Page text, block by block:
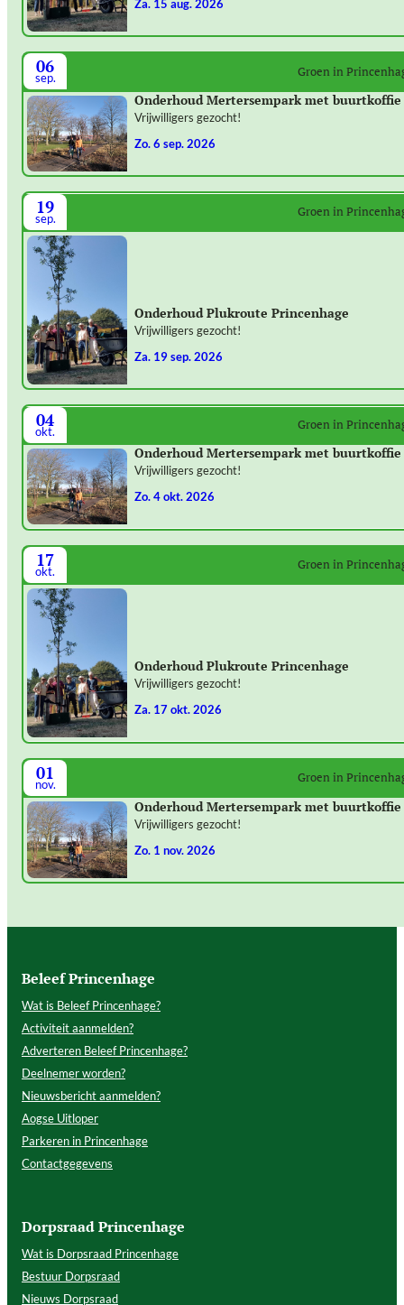
za. 15 aug. 2026
06
sep. Groen in
Onderhoud Mertersempark met buurtkoffie
Vrijwilligers gezocht!
zo. 6 sep. 2026
19
sep. Groen in
Onderhoud Plukroute Princenhage
Vrijwilligers gezocht!
za. 19 sep. 2026
04
okt. Groen in
Onderhoud Mertersempark met buurtkoffie
Vrijwilligers gezocht!
zo. 4 okt. 2026
17
okt. Groen in
Onderhoud Plukroute Princenhage
Vrijwilligers gezocht!
za. 17 okt. 2026
01
nov. Groen in
Onderhoud Mertersempark met buurtkoffie
Vrijwilligers gezocht!
zo. 1 nov. 2026
Beleef Princenhage
Wat is Beleef Princenhage?
Activiteit aanmelden?
Adverteren Beleef Princenhage?
Deelnemer worden?
Nieuwsbericht aanmelden?
Aogse Uitloper
Parkeren in Princenhage
Contactgegevens
Dorpsraad Princenhage
Wat is Dorpsraad Princenhage
Bestuur Dorpsraad
Nieuws Dorpsraad